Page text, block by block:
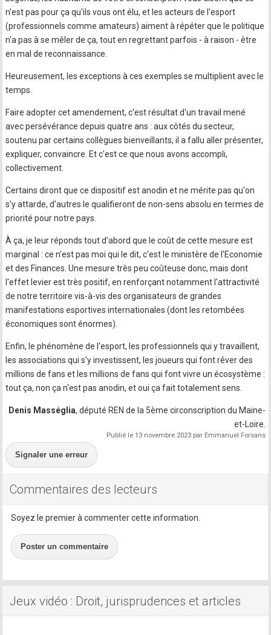
n'est pas pour ça qu'ils vous ont élu, et les acteurs de l'esport
(professionnels comme amateurs) aiment à répéter que le politique
n'a pas à se mêler de ça, tout en regrettant parfois - à raison - être
en mal de reconnaissance.
Heureusement, les exceptions à ces exemples se multiplient avec le
temps.
Faire adopter cet amendement, c'est résultat d'un travail mené
avec persévérance depuis quatre ans : aux côtés du secteur,
soutenu par certains collègues bienveillants, il a fallu aller présenter,
expliquer, convaincre. Et c'est ce que nous avons accompli,
collectivement.
Certains diront que ce dispositif est anodin et ne mérite pas qu'on
s'y attarde, d'autres le qualifieront de non-sens absolu en termes de
priorité pour notre pays.
À ça, je leur réponds tout d'abord que le coût de cette mesure est
marginal : ce n'est pas moi qui le dit, c'est le ministère de l'Economie
et des Finances. Une mesure très peu coûteuse donc, mais dont
l'effet levier est très positif, en renforçant notamment l'attractivité
de notre territoire vis-à-vis des organisateurs de grandes
manifestations esportives internationales (dont les retombées
économiques sont énormes).
Enfin, le phénomène de l'esport, les professionnels qui y travaillent,
les associations qui s'y investissent, les joueurs qui font rêver des
millions de fans et les millions de fans qui font vivre un écosystème :
tout ça, non ça n'est pas anodin, et oui ça fait totalement sens.
Denis Masséglia, député REN de la 5ème circonscription du Maine-
et-Loire.
Publié le 13 novembre 2023 par Emmanuel Forsans
Signaler une erreur
Commentaires des lecteurs
Soyez le premier à commenter cette information.
Poster un commentaire
Jeux vidéo : Droit, jurisprudences et articles